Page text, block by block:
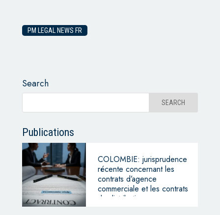
PM LEGAL NEWS FR
Search
Publications
COLOMBIE: jurisprudence
récente concernant les
contrats d’agence
commerciale et les contrats
de distribution